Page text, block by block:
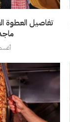
تفاصيل العطوة